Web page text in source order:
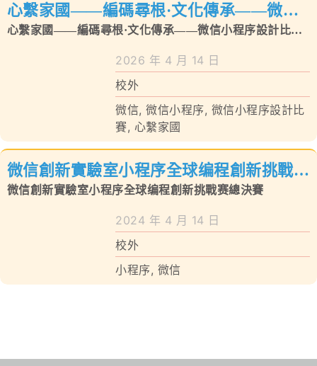
校風及學生支援
聯絡我們
心繫家國——編碼尋根·文化傳承——微信
小程序設計比賽一等獎
心繫家國——編碼尋根·文化傳承——微信小程序設計比賽
2026 年 4 月 14 日
校外
微信,微信小程序, 微信小程序設計比
賽, 心繫家國
微信創新實驗室小程序全球编程創新挑戰赛
總決賽
微信創新實驗室小程序全球编程創新挑戰赛總決賽
2024 年 4 月 14 日
校外
小程序, 微信